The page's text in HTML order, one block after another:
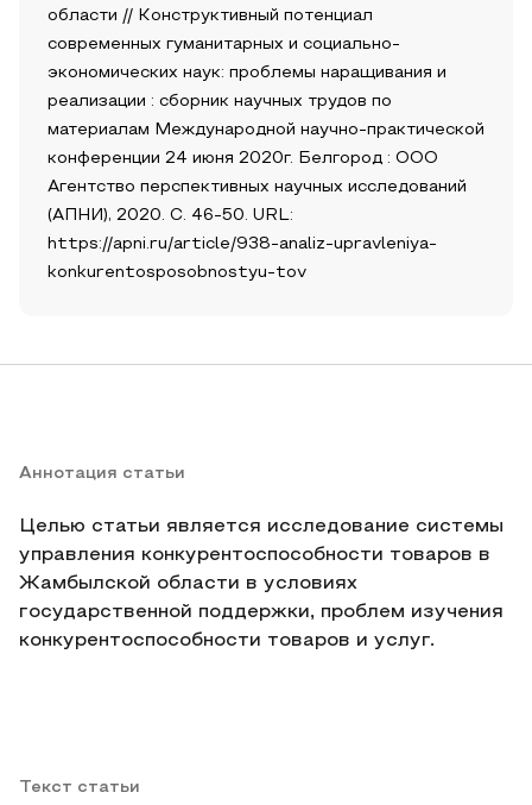
области // Конструктивный потенциал
современных гуманитарных и социально-
экономических наук: проблемы наращивания и
реализации : сборник научных трудов по
материалам Международной научно-практической
конференции 24 июня 2020г. Белгород : ООО
Агентство перспективных научных исследований
(АПНИ), 2020. С. 46-50. URL:
https://apni.ru/article/938-analiz-upravleniya-
konkurentosposobnostyu-tov
Аннотация статьи
Целью статьи является исследование системы
управления конкурентоспособности товаров в
Жамбылской области в условиях
государственной поддержки, проблем изучения
конкурентоспособности товаров и услуг.
Текст статьи